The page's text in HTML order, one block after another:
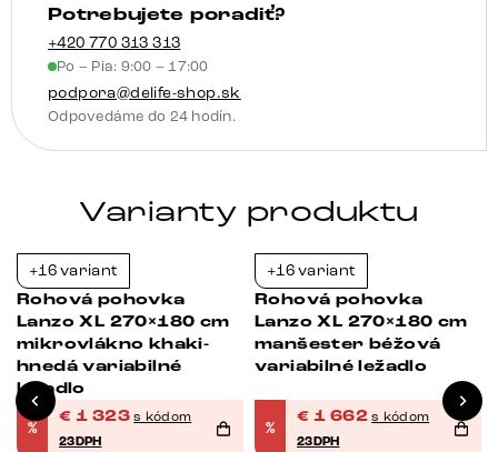
taburetom
Potrebujete poradiť?
+420 770 313 313
Po – Pia: 9:00 – 17:00
podpora@delife-shop.sk
Odpovedáme do 24 hodín.
Varianty produktu
+16 variant
Rohová pohovka
Lanzo XL 270×180 cm
mikrovlákno khaki-
hnedá variabilné
ležadlo
%
€ 1 323 s kódom
23DPH
+16 variant
Rohová pohovka
Lanzo XL 270×180 cm
manšester béžová
variabilné ležadlo
%
€ 1 662 s kódom
23DPH